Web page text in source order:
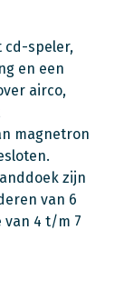
cd-speler,
en een
airco,
magnetron
zijn
van 6
van 4 t/m 7